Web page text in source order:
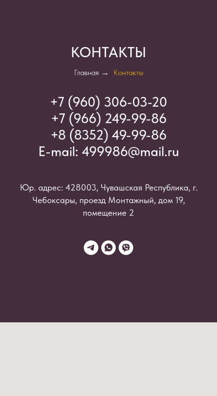
КОНТАКТЫ
Главная → Контакты
+7 (960) 306-03-20
+7 (966) 249-99-86
+8 (8352) 49-99-86
E-mail: 499986@mail.ru
Юр. адрес: 428003, Чувашская Республика, г.
Чебоксары, проезд Монтажный, дом 19,
помещение 2